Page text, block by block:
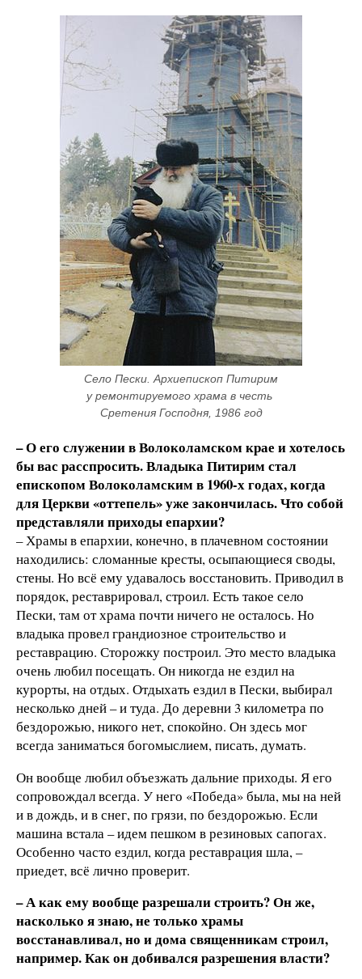
Село Пески. Архиепископ Питирим
у ремонтируемого храма в честь
Сретения Господня, 1986 год
– О его служении в Волоколамском крае и хотелось
бы вас расспросить. Владыка Питирим стал
епископом Волоколамским в 1960-х годах, когда
для Церкви «оттепель» уже закончилась. Что собой
представляли приходы епархии?
– Храмы в епархии, конечно, в плачевном состоянии
находились: сломанные кресты, осыпающиеся своды,
стены. Но всё ему удавалось восстановить. Приводил в
порядок, реставрировал, строил. Есть такое село
Пески, там от храма почти ничего не осталось. Но
владыка провел грандиозное строительство и
реставрацию. Сторожку построил. Это место владыка
очень любил посещать. Он никогда не ездил на
курорты, на отдых. Отдыхать ездил в Пески, выбирал
несколько дней – и туда. До деревни 3 километра по
бездорожью, никого нет, спокойно. Он здесь мог
всегда заниматься богомыслием, писать, думать.
Он вообще любил объезжать дальние приходы. Я его
сопровождал всегда. У него «Победа» была, мы на ней
и в дождь, и в снег, по грязи, по бездорожью. Если
машина встала – идем пешком в резиновых сапогах.
Особенно часто ездил, когда реставрация шла, –
приедет, всё лично проверит.
– А как ему вообще разрешали строить? Он же,
насколько я знаю, не только храмы
восстанавливал, но и дома священникам строил,
например. Как он добивался разрешения власти?